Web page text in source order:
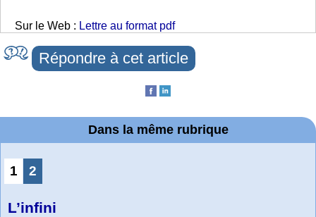
Sur le Web : Lettre au format pdf
Répondre à cet article
Dans la même rubrique
1 2
L’infini